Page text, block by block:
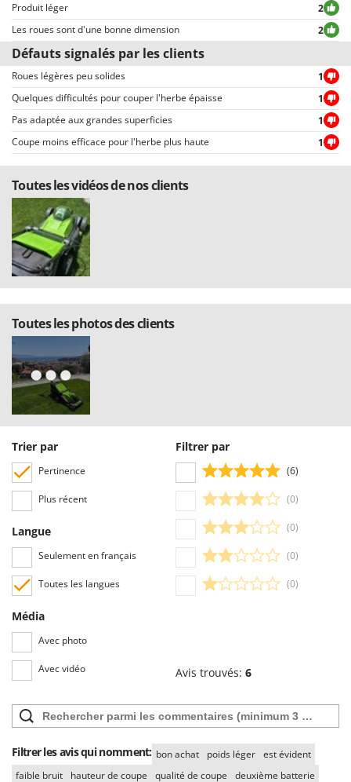
choisir entre avis positifs et négatifs.
Produit léger
2
Les roues sont d'une bonne dimension
2
Défauts signalés par les clients
Roues légères peu solides
1
Quelques difficultés pour couper l'herbe épaisse
1
Pas adaptée aux grandes superficies
1
Coupe moins efficace pour l'herbe plus haute
1
Toutes les vidéos de nos clients
Toutes les photos des clients
Trier par
Pertinence
Plus récent
Langue
Seulement en français
Toutes les langues
Média
Avec photo
Avec vidéo
Filtrer par
(6)
(0)
(0)
(0)
(0)
Avis trouvés: 6
Filtrer les avis qui nomment: bon achat poids léger
est évident
faible bruit
hauteur de coupe qualité de coupe
deuxième batterie